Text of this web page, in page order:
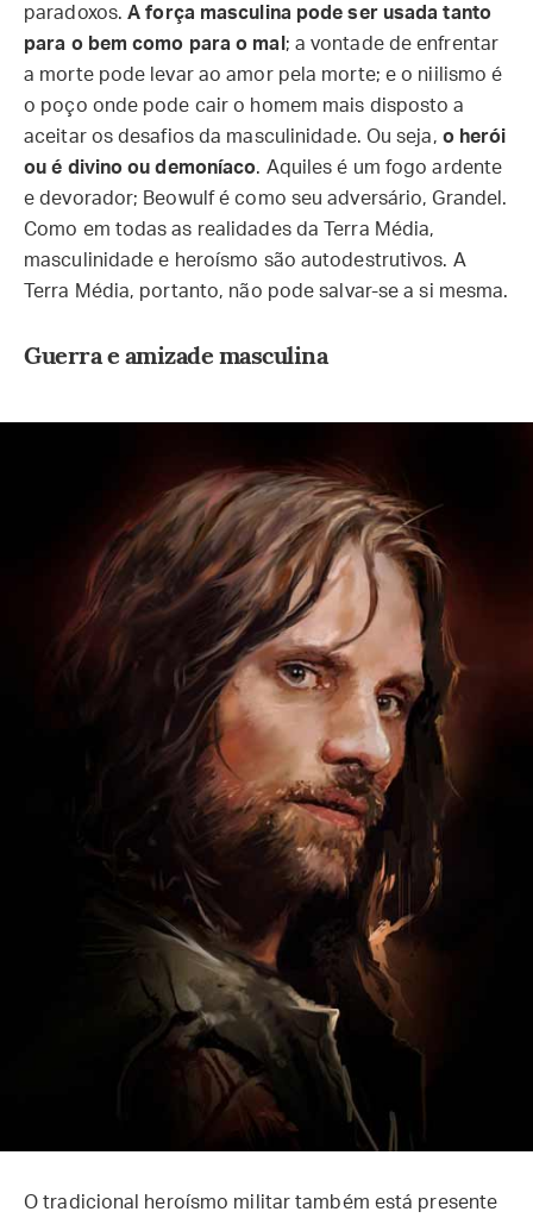
paradoxos.A força masculina pode ser usada tanto
para o bem como para o mal ; a vontade de enfrentar
a morte pode levar ao amor pela morte; e o niilismo é
o poço onde pode cair o homem mais disposto a
aceitar os desafios da masculinidade. Ou seja, o herói
ou é divino ou demoníaco. Aquiles é um fogo ardente
e devorador; Beowulf é como seu adversário, Grandel.
Como em todas as realidades da Terra Média,
masculinidade e heroísmo são autodestrutivos. A
Terra Média, portanto, não pode salvar-se a si mesma.
Guerra e amizade masculina
O tradicional heroísmo militar também está presente